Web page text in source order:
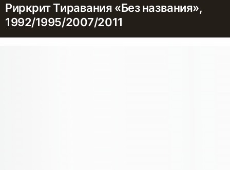
Риркрит Тиравания «Без названия»,
1992/1995/2007/2011